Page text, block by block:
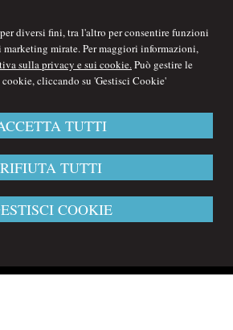
diversi fini, tra l'altro per consentire funzioni
mirate. Per maggiori informazioni,
sulla privacy e sui cookie.Può gestire le
cliccando su 'Gestisci Cookie'
TUTTI
RIFIUTA TUTTI
COOKIE